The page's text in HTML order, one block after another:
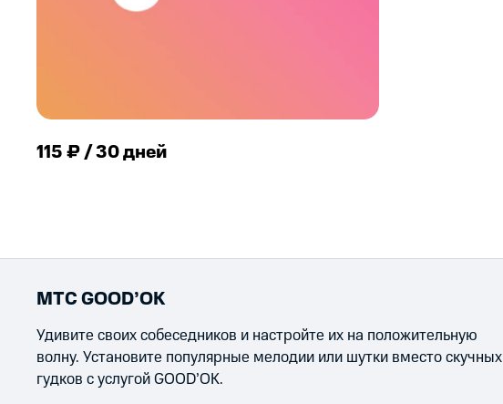
115 ₽ / 30 дней
МТС GOOD’OK
Удивите своих собеседников и настройте их на положительную
волну. Установите популярные мелодии или шутки вместо скучных
гудков с услугой GOOD’OK.